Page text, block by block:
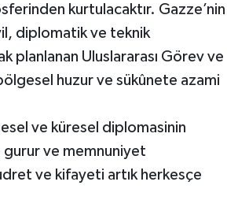
kurtulacaktır. Gazze’nin
diplomatik ve teknik
planlanan Uluslararası Görev ve
huzur ve sükûnete azami
ve küresel diplomasinin
gurur ve memnuniyet
ve kifayeti artık herkesçe